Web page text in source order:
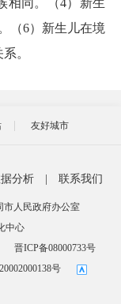
相同。（4）新生
（6）新生儿在境
。
友好城市
分析 联系我们
市人民政府办公室
中心
晋ICP备08000733号
号